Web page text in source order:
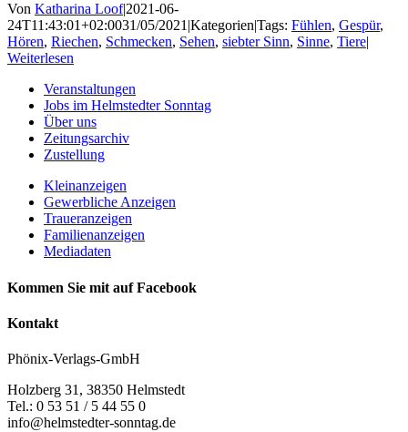
Von Katharina Loof|2021-06-
24T11:43:01+02:0031/05/2021 |Kategorien|Tags: Fühlen, Gespür,
Hören, Riechen, Schmecken, Sehen, siebter Sinn, Sinne, Tiere|
Weiterlesen
Veranstaltungen
Jobs im Helmstedter Sonntag
Über uns
Zeitungsarchiv
Zustellung
Kleinanzeigen
Gewerbliche Anzeigen
Traueranzeigen
Familienanzeigen
Mediadaten
Kommen Sie mit auf Facebook
Kontakt
Phönix-Verlags-GmbH
Holzberg 31, 38350 Helmstedt
Tel.: 0 53 51 / 5 44 55 0
info@helmstedter-sonntag.de